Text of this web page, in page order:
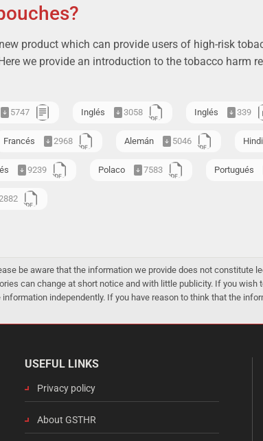
product which can provide users of high-risk
we provide an introduction to the tobacco harm
5747 Inglés 3058 Inglés 339
Francés 2968 Alemán 5046 Hindi
9239 Polaco 7583 Portugués
be aware that the information we provide does not constitute
can change at short notice and with little publicity. If you
independently. If you have reason to think that the
USEFUL LINKS
Privacy policy
About GSTHR